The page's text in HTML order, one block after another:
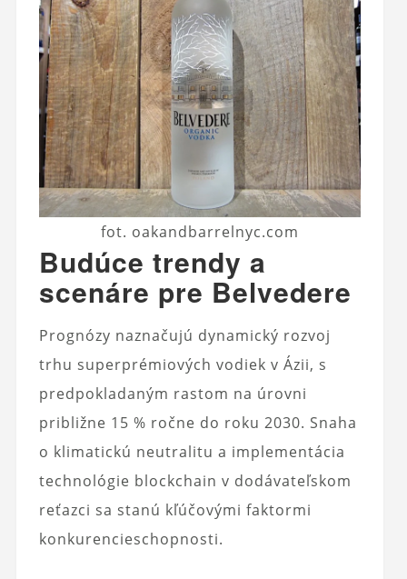
fot. oakandbarrelnyc.com
Budúce trendy a
scenáre pre Belvedere
Prognózy naznačujú dynamický rozvoj
trhu superprémiových vodiek v Ázii, s
predpokladaným rastom na úrovni
približne 15 % ročne do roku 2030. Snaha
o klimatickú neutralitu a implementácia
technológie blockchain v dodávateľskom
reťazci sa stanú kľúčovými faktormi
konkurencieschopnosti.